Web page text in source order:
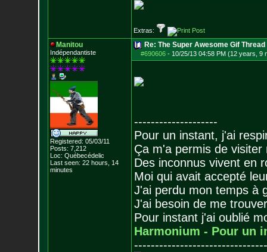
Extras:
Manitou
Indépendantiste
Registered: 05/03/11
Posts: 7,212
Loc: Québecédelic
Last seen: 22 hours, 14
minutes
Re: The Super Awesome Gif Thread
#690606- 10/25/13 04:58 PM (12 years, 9
--------------------
Pour un instant, j'ai
Ça m'a permis de visiter
Des inconnus vivent en
Moi qui avait accepté
J'ai perdu mon temps à
J'ai besoin de me
Pour instant j'ai oublié
Harmonium - Pour un
--------------------------------